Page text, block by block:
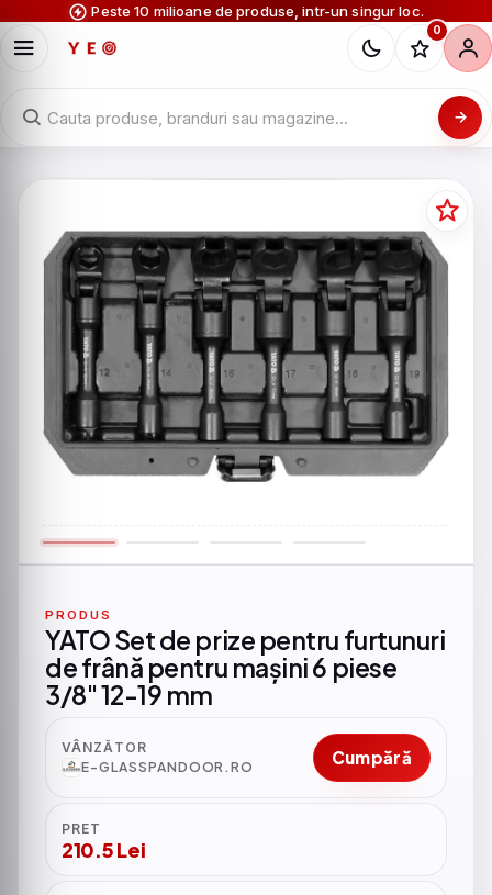
Peste 10 milioane de produse, intr-un singur loc.
0
PRODUS
YATO Set de prize pentru furtunuri
de frână pentru mașini 6 piese
3/8" 12-19 mm
VÂNZĂTOR
E-GLASSPANDOOR.RO
Cumpără
PRET
210.5 Lei